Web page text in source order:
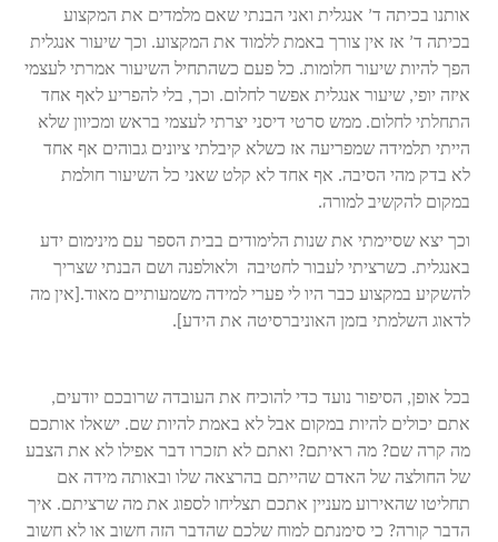
אותנו בכיתה ד’ אנגלית ואני הבנתי שאם מלמדים את המקצוע
בכיתה ד’ אז אין צורך באמת ללמוד את המקצוע. וכך שיעור אנגלית
הפך להיות שיעור חלומות. כל פעם כשהתחיל השיעור אמרתי לעצמי
איזה יופי, שיעור אנגלית אפשר לחלום. וכך, בלי להפריע לאף אחד
התחלתי לחלום. ממש סרטי דיסני יצרתי לעצמי בראש ומכיוון שלא
הייתי תלמידה שמפריעה אז כשלא קיבלתי ציונים גבוהים אף אחד
לא בדק מהי הסיבה. אף אחד לא קלט שאני כל השיעור חולמת
במקום להקשיב למורה.
וכך יצא שסיימתי את שנות הלימודים בבית הספר עם מינימום ידע
באנגלית. כשרציתי לעבור לחטיבה ולאולפנה ושם הבנתי שצריך
להשקיע במקצוע כבר היו לי פערי למידה משמעותיים מאוד.[אין מה
לדאוג השלמתי בזמן האוניברסיטה את הידע].
בכל אופן, הסיפור נועד כדי להוכיח את העובדה שרובכם יודעים,
אתם יכולים להיות במקום אבל לא באמת להיות שם. ישאלו אותכם
מה קרה שם? מה ראיתם? ואתם לא תזכרו דבר אפילו לא את הצבע
של החולצה של האדם שהייתם בהרצאה שלו ובאותה מידה אם
תחליטו שהאירוע מעניין אתכם תצליחו לספוג את מה שרציתם. איך
הדבר קורה? כי סימנתם למוח שלכם שהדבר הזה חשוב או לא חשוב